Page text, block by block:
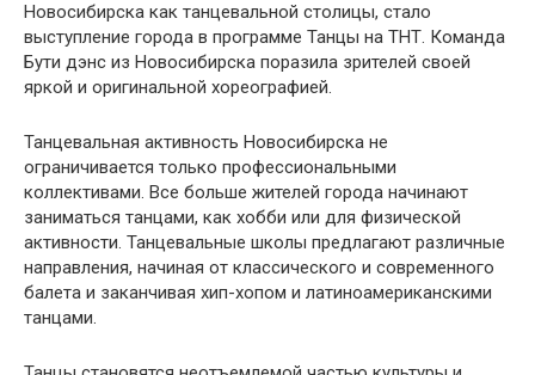
Новосибирска как танцевальной столицы, стало
выступление города в программе Танцы на ТНТ. Команда
Бути дэнс из Новосибирска поразила зрителей своей
яркой и оригинальной хореографией.
Танцевальная активность Новосибирска не
ограничивается только профессиональными
коллективами. Все больше жителей города начинают
заниматься танцами, как хобби или для физической
активности. Танцевальные школы предлагают различные
направления, начиная от классического и современного
балета и заканчивая хип-хопом и латиноамериканскими
танцами.